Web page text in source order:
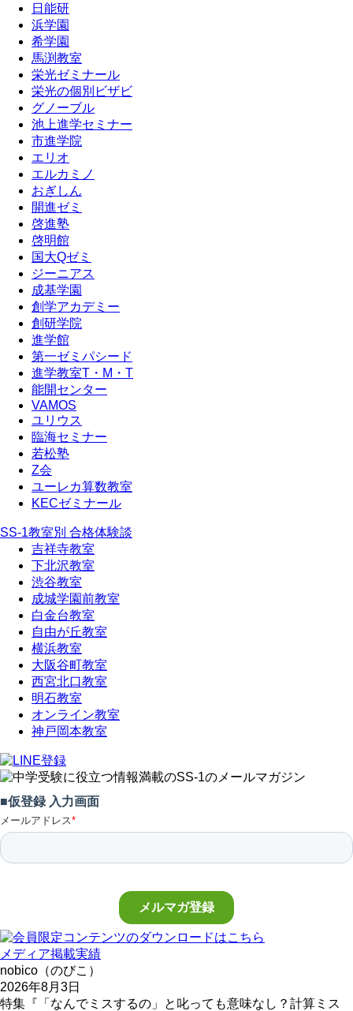
日能研
浜学園
希学園
馬渕教室
栄光ゼミナール
栄光の個別ビザビ
グノーブル
池上進学セミナー
市進学院
エリオ
エルカミノ
おぎしん
開進ゼミ
啓進塾
啓明館
国大Qゼミ
ジーニアス
成基学園
創学アカデミー
創研学院
進学館
第一ゼミパシード
進学教室T・М・T
能開センター
VAMOS
ユリウス
臨海セミナー
若松塾
Z会
ユーレカ算数教室
KECゼミナール
SS-1教室別 合格体験談
吉祥寺教室
下北沢教室
渋谷教室
成城学園前教室
白金台教室
自由が丘教室
横浜教室
大阪谷町教室
西宮北口教室
明石教室
オンライン教室
神戸岡本教室
メディア掲載実績
nobico（のびこ）
2026年8月3日
特集『「なんでミスするの」と叱っても意味なし？計算ミス